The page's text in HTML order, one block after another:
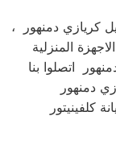
كريازي دمنهور ،
المنزلية
اتصلوا بنا
كلفينيتور